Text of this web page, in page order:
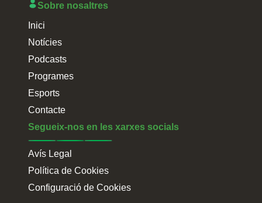
Sobre nosaltres
Inici
Notícies
Podcasts
Programes
Esports
Contacte
Segueix-nos en les xarxes socials
Avís Legal
Política de Cookies
Configuració de Cookies